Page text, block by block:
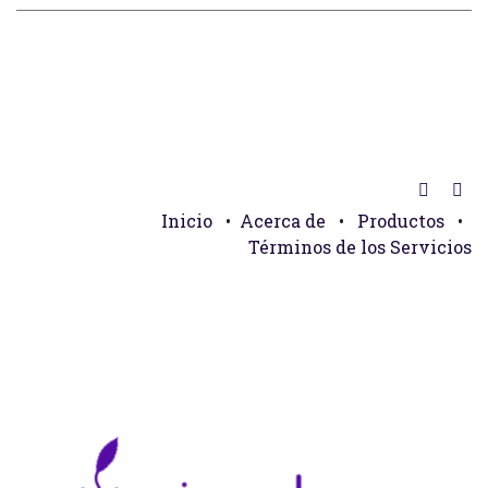
Inicio • Acerca de • Productos
•
Términos de los Servicios